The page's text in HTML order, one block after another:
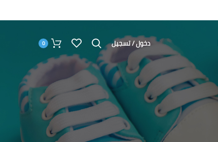
دخول / تسجيل 0